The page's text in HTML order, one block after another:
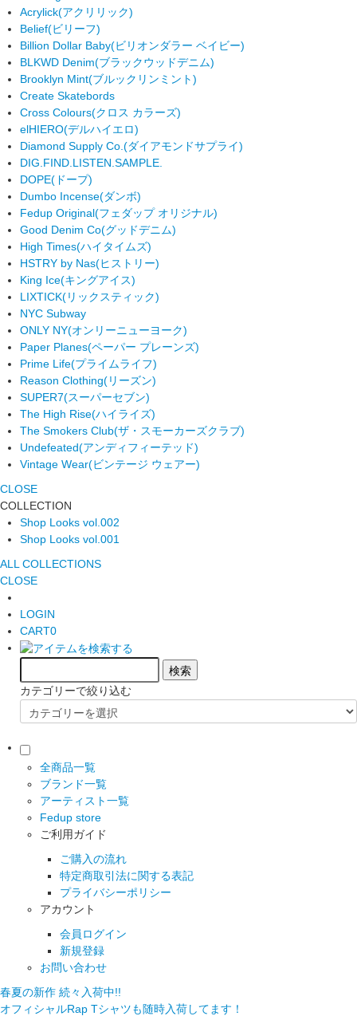
Acrylick(アクリリック)
Belief(ビリーフ)
Billion Dollar Baby(ビリオンダラー ベイビー)
BLKWD Denim(ブラックウッドデニム)
Brooklyn Mint(ブルックリンミント)
Create Skatebords
Cross Colours(クロス カラーズ)
elHIERO(デルハイエロ)
Diamond Supply Co. (ダイアモンドサプライ)
DIG.FIND.LISTEN.SAMPLE.
DOPE(ドープ)
Dumbo Incense(ダンボ)
Fedup Original(フェダップ オリジナル)
Good Denim Co(グッドデニム)
High Times(ハイタイムズ)
HSTRY by Nas(ヒストリー)
King Ice(キングアイス)
LIXTICK(リックスティック)
NYC Subway
ONLY NY(オンリーニューヨーク)
Paper Planes(ペーパー プレーンズ)
Prime Life(プライムライフ)
Reason Clothing(リーズン)
SUPER7(スーパーセブン)
The High Rise(ハイライズ)
The Smokers Club(ザ・スモーカーズクラブ)
Undefeated(アンディフィーテッド)
Vintage Wear(ビンテージ ウェアー)
CLOSE
COLLECTION
Shop Looks vol.002
Shop Looks vol.001
ALL COLLECTIONS
CLOSE
LOGIN
CART0
カテゴリーで絞り込む
全商品一覧
ブランド一覧
アーティスト一覧
Fedup store
ご利用ガイド
ご購入の流れ
特定商取引法に関する表記
プライバシーポリシー
アカウント
会員ログイン
新規登録
お問い合わせ
春夏の新作 続々入荷中!!
オフィシャルRap Tシャツも随時入荷してます！